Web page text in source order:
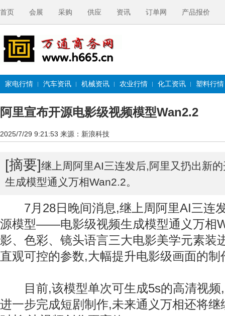
首页 会展 采购 供应 资讯 订单网 产品报价
家电行情 汽车资讯 机械资讯 农业行情 化工资讯 塑料行情
阿里宣布开源电影级视频模型Wan2.2
2025/7/29 9:21:53 来源：新浪科技
[摘要]继上周阿里AI三连发后,阿里又扔出新
生成模型通义万相Wan2.2。
7月28日晚间消息,继上周阿里AI三连
源模型——电影级视频生成模型通义万相
影、色彩、镜头语言三大电影美学元素装
直观可控的参数,大幅提升电影级画面的制
目前,该模型单次可生成5s的高清视频,
进一步完成短剧制作,未来通义万相还将